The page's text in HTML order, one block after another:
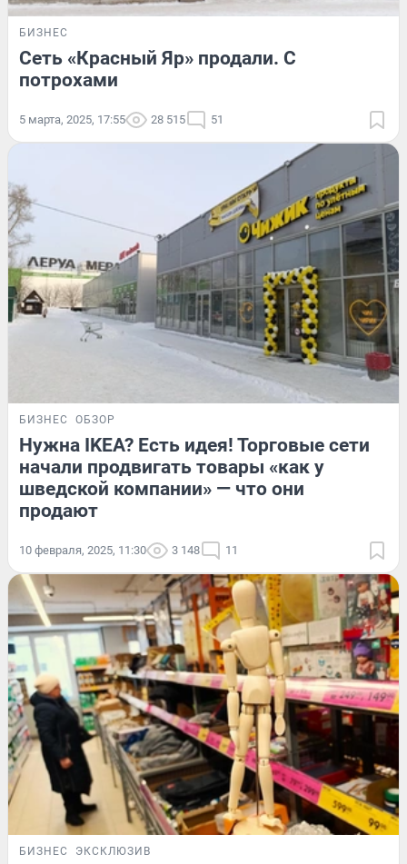
БИЗНЕС
Сеть «Красный Яр» продали. С
потрохами
5 марта, 2025, 17:55 28 515 51
БИЗНЕС ОБЗОР
Нужна IKEA? Есть идея! Торговые сети
начали продвигать товары «как у
шведской компании» — что они
продают
10 февраля, 2025, 11:30 3 148 11
БИЗНЕС ЭКСКЛЮЗИВ